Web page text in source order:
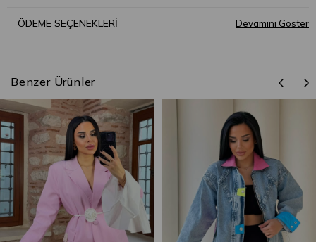
ÖDEME SEÇENEKLERI
Benzer Ürünler